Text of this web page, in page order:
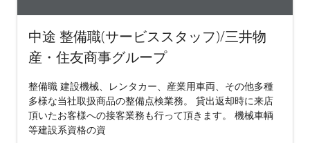
中途 整備職(サービススタッフ)/三井物
産・住友商事グループ
整備職 建設機械、レンタカー、産業用車両、その他多種
多様な当社取扱商品の整備点検業務。 貸出返却時に来店
頂いたお客様への接客業務も行って頂きます。 機械車輌
等建設系資格の資